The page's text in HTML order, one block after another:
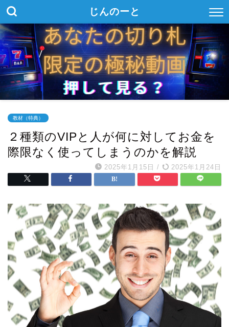
じんのーと
教材（特典）
２種類のVIPと人が何に対してお金を
際限なく使ってしまうのかを解説
2025年1月15日 / 2025年1月24日